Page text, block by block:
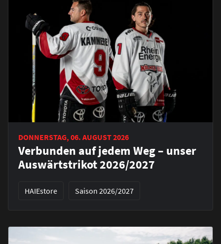
DONNERSTAG, 06. AUGUST 2026
Verbunden auf jedem Weg – unser
Auswärtstrikot 2026/2027
HAIEstore Saison 2026/2027